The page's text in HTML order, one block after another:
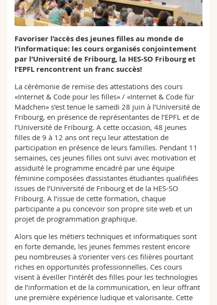
Sciences et médecine
Collaborateurs
Webmail
Programme des cours
MyUnifr
Favoriser l’accès des jeunes filles au monde de
l’informatique: les cours organisés conjointement
par l’Université de Fribourg, la HES-SO Fribourg et
l’EPFL rencontrent un franc succès!
La cérémonie de remise des attestations des cours
«Internet & Code pour les filles» / «Internet & Code für
Mädchen» s’est tenue le samedi 28 juin à l’Université de
Fribourg, en présence de représentantes de l’EPFL et de
l’Université de Fribourg. A cette occasion, 48 jeunes
filles de 9 à 12 ans ont reçu leur attestation de
participation en présence de leurs familles. Pendant 11
semaines, ces jeunes filles ont suivi avec motivation et
assiduité le programme encadré par une équipe
féminine composées d’assistantes étudiantes qualifiées
issues de l’Université de Fribourg et de la HES-SO
Fribourg. A l’issue de cette formation, chaque
participante a pu concevoir son propre site web et un
projet de programmation graphique.
Alors que les métiers techniques et informatiques sont
en forte demande, les jeunes femmes restent encore
peu nombreuses à s’orienter vers ces filières pourtant
riches en opportunités professionnelles. Ces cours
visent à éveiller l’intérêt des filles pour les technologies
de l’information et de la communication, en leur offrant
une première expérience ludique et valorisante. Cette